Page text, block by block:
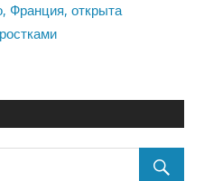
Франция, открыта